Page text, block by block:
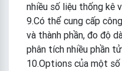
nhiều số liệu thống kê
9.Có thể cung cấp
và thành phần, đo độ
phân tích nhiều phần
10.Options của một